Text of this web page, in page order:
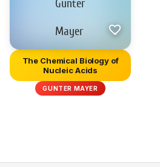
The Chemical Biology of
Nucleic Acids
GUNTER MAYER